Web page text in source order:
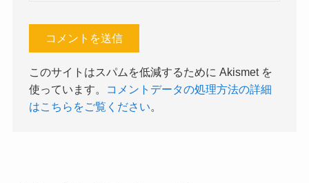
このサイトはスパムを低減するために Akismet を
使っています。
コメントデータの処理方法の詳細
はこちらをご覧ください。